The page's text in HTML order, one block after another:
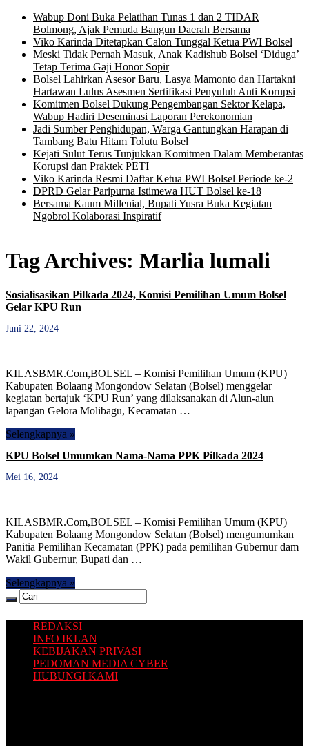
Wabup Doni Buka Pelatihan Tunas 1 dan 2 TIDAR
Bolmong, Ajak Pemuda Bangun Daerah Bersama
Viko Karinda Ditetapkan Calon Tunggal Ketua PWI Bolsel
Meski Tidak Pernah Masuk, Anak Kadishub Bolsel ‘Diduga’
Tetap Terima Gaji Honor Sopir
Bolsel Lahirkan Asesor Baru, Lasya Mamonto dan Hartakni
Hartawan Lulus Asesmen Sertifikasi Penyuluh Anti Korupsi
Komitmen Bolsel Dukung Pengembangan Sektor Kelapa,
Wabup Hadiri Deseminasi Laporan Perekonomian
Jadi Sumber Penghidupan, Warga Gantungkan Harapan di
Tambang Batu Hitam Tolutu Bolsel
Kejati Sulut Terus Tunjukkan Komitmen Dalam Memberantas
Korupsi dan Praktek PETI
Viko Karinda Resmi Daftar Ketua PWI Bolsel Periode ke-2
DPRD Gelar Paripurna Istimewa HUT Bolsel ke-18
Bersama Kaum Millenial, Bupati Yusra Buka Kegiatan
Ngobrol Kolaborasi Inspiratif
Tag Archives: Marlia lumali
Sosialisasikan Pilkada 2024, Komisi Pemilihan Umum Bolsel
Gelar KPU Run
Juni 22, 2024
KILASBMR.Com,BOLSEL – Komisi Pemilihan Umum (KPU)
Kabupaten Bolaang Mongondow Selatan (Bolsel) menggelar
kegiatan bertajuk ‘KPU Run’ yang dilaksanakan di Alun-alun
lapangan Gelora Molibagu, Kecamatan …
Selengkapnya »
KPU Bolsel Umumkan Nama-Nama PPK Pilkada 2024
Mei 16, 2024
KILASBMR.Com,BOLSEL – Komisi Pemilihan Umum (KPU)
Kabupaten Bolaang Mongondow Selatan (Bolsel) mengumumkan
Panitia Pemilihan Kecamatan (PPK) pada pemilihan Gubernur dam
Wakil Gubernur, Bupati dan …
Selengkapnya »
REDAKSI
INFO IKLAN
KEBIJAKAN PRIVASI
PEDOMAN MEDIA CYBER
HUBUNGI KAMI